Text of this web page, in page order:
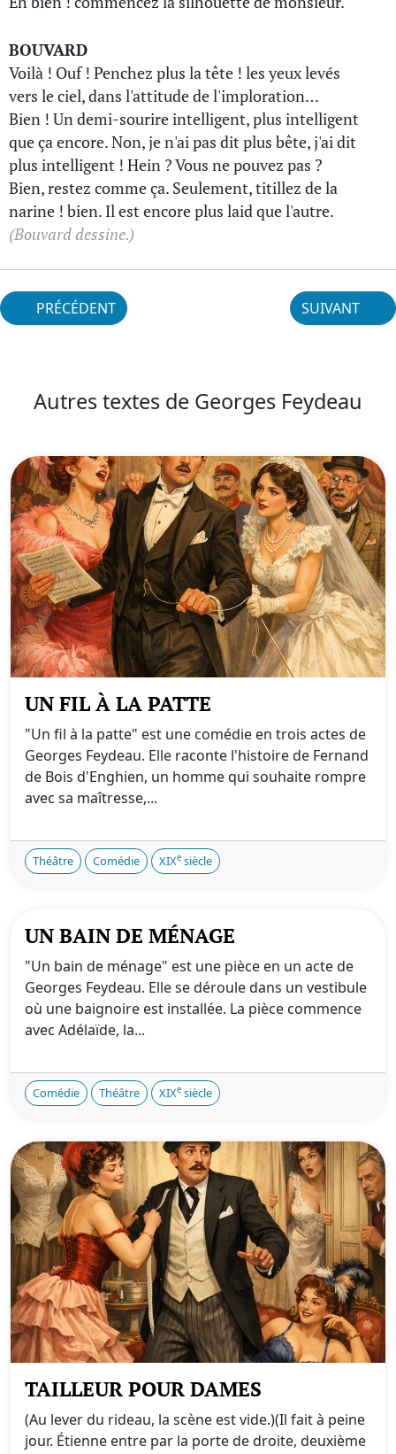
BOUVARD
Voilà ! Ouf ! Penchez plus la tête ! les yeux levés
vers le ciel, dans l'attitude de l'imploration…
Bien ! Un demi-sourire intelligent, plus intelligent
que ça encore. Non, je n'ai pas dit plus bête, j'ai dit
plus intelligent ! Hein ? Vous ne pouvez pas ?
Bien, restez comme ça. Seulement, titillez de la
narine ! bien. Il est encore plus laid que l'autre.
(Bouvard dessine.)
PRÉCÉDENT SUIVANT
Autres textes de Georges Feydeau
UN FIL À LA PATTE
"Un fil à la patte" est une comédie en trois actes de
Georges Feydeau. Elle raconte l'histoire de Fernand
de Bois d'Enghien, un homme qui souhaite rompre
avec sa maîtresse,...
Théâtre Comédie XIXe siècle
UN BAIN DE MÉNAGE
"Un bain de ménage" est une pièce en un acte de
Georges Feydeau. Elle se déroule dans un vestibule
où une baignoire est installée. La pièce commence
avec Adélaïde, la...
Comédie Théâtre XIXe siècle
TAILLEUR POUR DAMES
(Au lever du rideau, la scène est vide.)(Il fait à peine
jour. Étienne entre par la porte de droite, deuxième